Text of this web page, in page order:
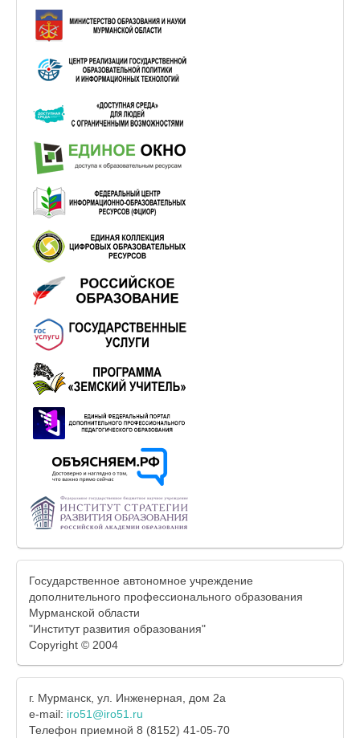
Государственное автономное учреждение
дополнительного профессионального образования
Мурманской области
"Институт развития образования"
Copyright © 2004
г. Мурманск, ул. Инженерная, дом 2а
e-mail: iro51@iro51.ru
Телефон приемной 8 (8152) 41-05-70